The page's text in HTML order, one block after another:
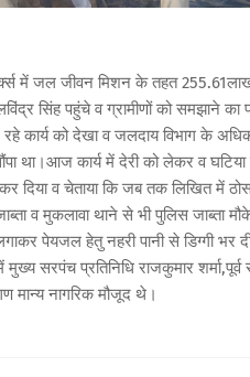
में जल जीवन मिशन के तहत
सिंह पहुंचे व ग्रामीणों को समझाने का
को देखा व जलदाय विभाग के
था।आज कार्य में देरी को लेकर व
दिया व चेताया कि जब तक लिखित में
व मुकलावा थाने से भी पुलिस जाब्ता
पेयजल हेतु नहरी पानी से डिग्गी भर
सरपंच प्रतिनिधि राजकुमार
मान्य नागरिक मौजूद थे।